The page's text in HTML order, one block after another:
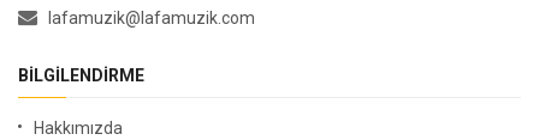
lafamuzik@lafamuzik.com
BILGILENDIRME
Hakkımızda